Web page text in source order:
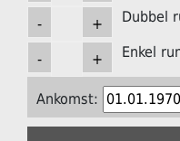
Dubbel
Enkel
Ankomst: